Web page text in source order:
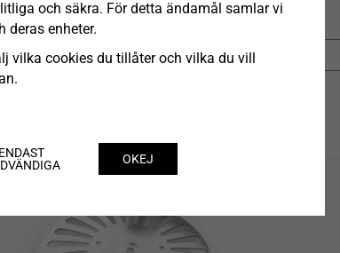
Sargutkastare, Vänster
INFO
och säkra. För detta ändamål samlar vi
deras enheter.
vilka cookies du tillåter och vilka du vill
ENDAST
OKEJ